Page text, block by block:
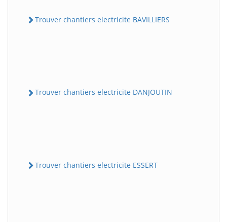
Trouver chantiers electricite BAVILLIERS
Trouver chantiers electricite DANJOUTIN
Trouver chantiers electricite ESSERT